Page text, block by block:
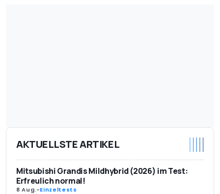
AKTUELLSTE ARTIKEL
Mitsubishi Grandis Mildhybrid (2026) im Test:
Erfreulich normal!
8 Aug.-Einzeltests